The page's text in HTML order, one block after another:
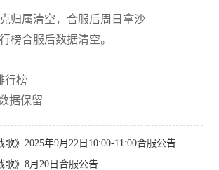
归属清空，合服后周日拿沙
榜合服后数据清空。
行榜
据保留
歌》2025年9月22日10:00-11:00合服公告
歌》8月20日合服公告